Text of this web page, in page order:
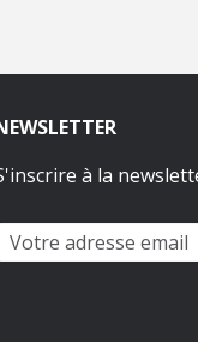
à la